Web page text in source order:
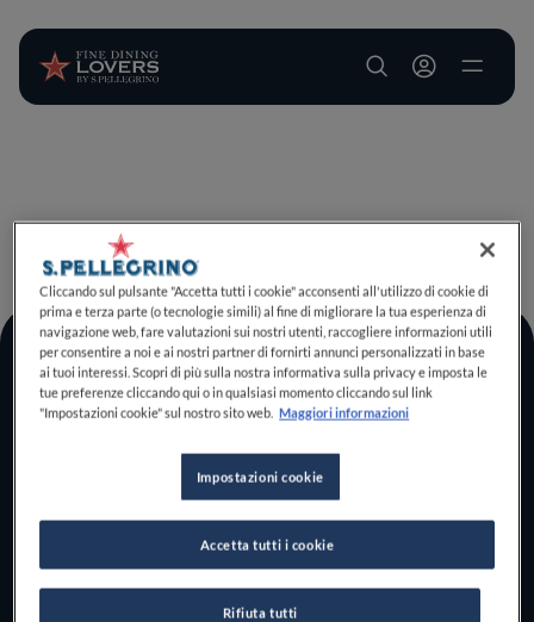
User account
TORNA A INIZIO PAGINA
Home
Log In
Scopri il vero
foodie che è in te
UNISCITI
Cliccando sul pulsante "Accetta tutti i cookie" acconsenti all'utilizzo di cookie di
prima e terza parte (o tecnologie simili) al fine di migliorare la tua esperienza di
navigazione web, fare valutazioni sui nostri utenti, raccogliere informazioni utili
per consentire a noi e ai nostri partner di fornirti annunci personalizzati in base
ai tuoi interessi. Scopri di più sulla nostra informativa sulla privacy e imposta le
tue preferenze cliccando qui o in qualsiasi momento cliccando sul link
"Impostazioni cookie" sul nostro sito web. Maggiori informazioni
Impostazioni cookie
Rifiuta tutti
Accetta tutti i cookie